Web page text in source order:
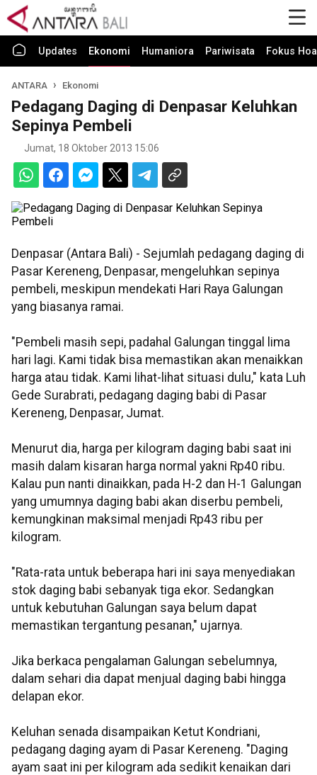
Updates Ekonomi Humaniora Pariwisata Fokus
ANTARA Ekonomi
Pedagang Daging di Denpasar Keluhkan
Sepinya Pembeli
Jumat, 18 Oktober 2013 15:06
Denpasar (Antara Bali) - Sejumlah pedagang daging di
Pasar Kereneng, Denpasar, mengeluhkan sepinya
pembeli, meskipun mendekati Hari Raya Galungan
yang biasanya ramai.
"Pembeli masih sepi, padahal Galungan tinggal lima
hari lagi. Kami tidak bisa memastikan akan menaikkan
harga atau tidak. Kami lihat-lihat situasi dulu," kata Luh
Gede Surabrati, pedagang daging babi di Pasar
Kereneng, Denpasar, Jumat.
Menurut dia, harga per kilogram daging babi saat ini
masih dalam kisaran harga normal yakni Rp40 ribu.
Kalau pun nanti dinaikkan, pada H-2 dan H-1 Galungan
yang umumnya daging babi akan diserbu pembeli,
kemungkinan maksimal menjadi Rp43 ribu per
kilogram.
"Rata-rata untuk beberapa hari ini saya menyediakan
stok daging babi sebanyak tiga ekor. Sedangkan
untuk kebutuhan Galungan saya belum dapat
memastikan tergantung pesanan," ujarnya.
Jika berkaca pengalaman Galungan sebelumnya,
dalam sehari dia dapat menjual daging babi hingga
delapan ekor.
Keluhan senada disampaikan Ketut Kondriani,
pedagang daging ayam di Pasar Kereneng. "Daging
ayam saat ini per kilogram ada sedikit kenaikan dari